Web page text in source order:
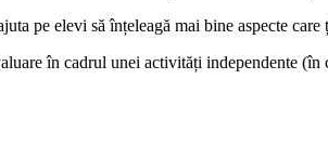
pe elevi să înțeleagă mai bine aspecte
în cadrul unei activități independente (în